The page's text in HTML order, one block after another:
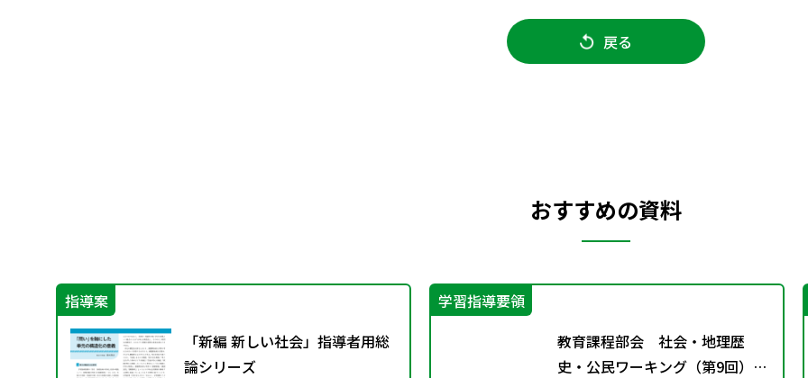
戻る
おすすめの資料
指導案
「新編 新しい社会」指導者用総
論シリーズ
学習指導要領
教育課程部会 社会・地理歴
史・公民ワーキング（第9回）